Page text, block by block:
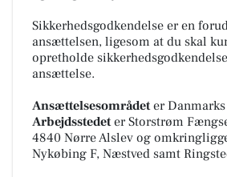
Sikkerhedsgodkendelse er en
ansættelsen, ligesom at du skal
opretholde
ansættelse.
Ansættelsesområdeter
Arbejdsstedeter Storstrøm
4840 Nørre Alslev og
Nykøbing F, Næstved samt